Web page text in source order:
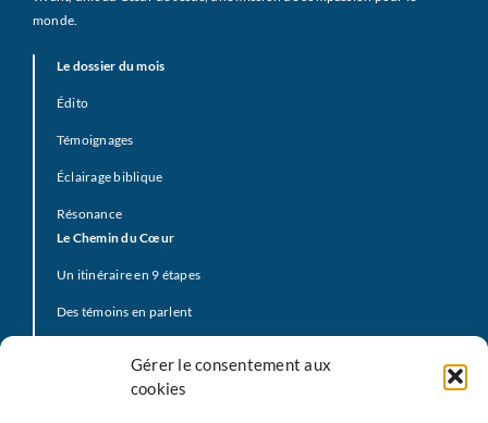
Gérer le consentement aux
cookies
monde.
Le dossier du mois
Édito
Témoignages
Éclairage biblique
Résonance
Le Chemin du Cœur
Un itinéraire en 9 étapes
Des témoins en parlent
La Vidéo du Pape